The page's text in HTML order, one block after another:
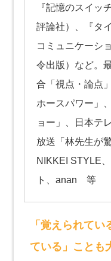
『記憶のスイッ
評論社）、『タ
コミュニケーシ
令出版）など。
合「視点・論点
ホースパワー」
ョー」、日本テ
放送「林先生が
NIKKEI STYLE
ト、anan 等
「覚えられて
ている」ことも